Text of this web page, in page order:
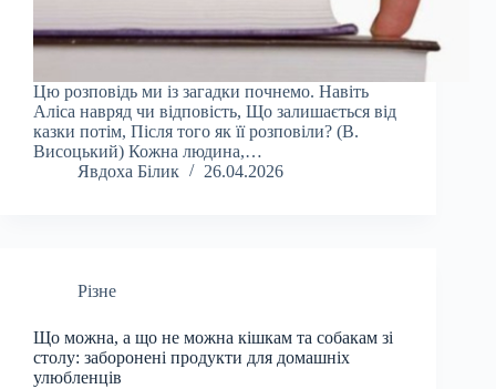
Цю розповідь ми із загадки почнемо. Навіть
Аліса навряд чи відповість, Що залишається від
казки потім, Після того як її розповіли? (В.
Висоцький) Кожна людина,…
Явдоха Білик
26.04.2026
Різне
Що можна, а що не можна кішкам та собакам зі
столу: заборонені продукти для домашніх
улюбленців